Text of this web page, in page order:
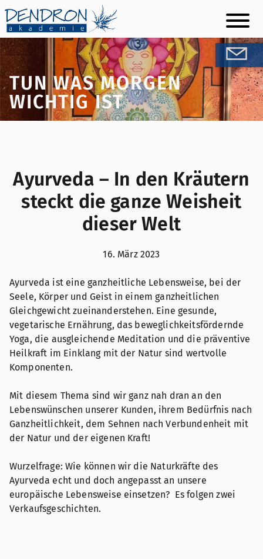
Skip
to
content
TUN WAS MORGEN
WICHTIG IST
Ayurveda – In den Kräutern
steckt die ganze Weisheit
dieser Welt
16. März 2023
Ayurveda ist eine ganzheitliche Lebensweise, bei der
Seele, Körper und Geist in einem ganzheitlichen
Gleichgewicht zueinanderstehen. Eine gesunde,
vegetarische Ernährung, das beweglichkeitsfördernde
Yoga, die ausgleichende Meditation und die präventive
Heilkraft im Einklang mit der Natur sind wertvolle
Komponenten.
Mit diesem Thema sind wir ganz nah dran an den
Lebenswünschen unserer Kunden, ihrem Bedürfnis nach
Ganzheitlichkeit, dem Sehnen nach Verbundenheit mit
der Natur und der eigenen Kraft!
Wurzelfrage: Wie können wir die Naturkräfte des
Ayurveda echt und doch angepasst an unsere
europäische Lebensweise einsetzen? Es folgen zwei
Verkaufsgeschichten.